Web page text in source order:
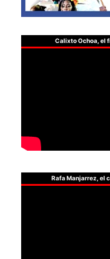
Calixto Ochoa, el
Rafa Manjarrez, el